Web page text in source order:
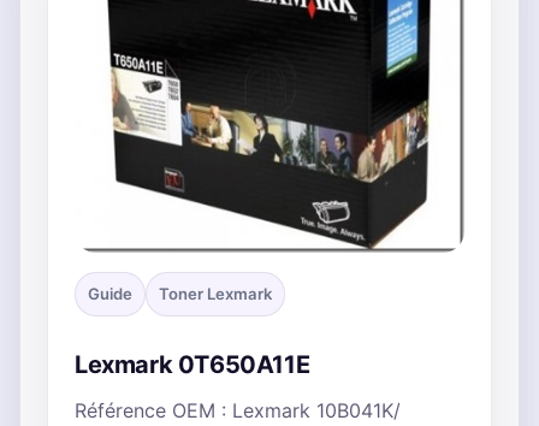
Guide Toner Lexmark
Lexmark 0T650A11E
Référence OEM : Lexmark 10B041K/